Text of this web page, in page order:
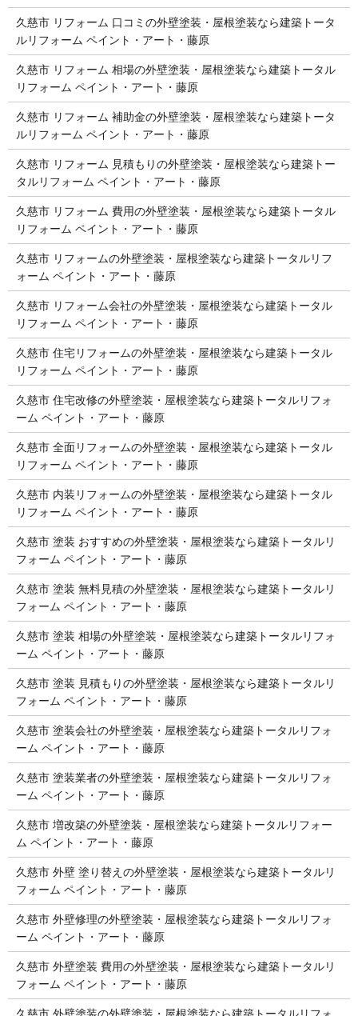
久慈市 リフォーム 口コミの外壁塗装・屋根塗装なら建築トータ
ルリフォーム ペイント・アート・藤原
久慈市 リフォーム 相場の外壁塗装・屋根塗装なら建築トータル
リフォーム ペイント・アート・藤原
久慈市 リフォーム 補助金の外壁塗装・屋根塗装なら建築トータ
ルリフォーム ペイント・アート・藤原
久慈市 リフォーム 見積もりの外壁塗装・屋根塗装なら建築トー
タルリフォーム ペイント・アート・藤原
久慈市 リフォーム 費用の外壁塗装・屋根塗装なら建築トータル
リフォーム ペイント・アート・藤原
久慈市 リフォームの外壁塗装・屋根塗装なら建築トータルリフ
ォーム ペイント・アート・藤原
久慈市 リフォーム会社の外壁塗装・屋根塗装なら建築トータル
リフォーム ペイント・アート・藤原
久慈市 住宅リフォームの外壁塗装・屋根塗装なら建築トータル
リフォーム ペイント・アート・藤原
久慈市 住宅改修の外壁塗装・屋根塗装なら建築トータルリフォ
ーム ペイント・アート・藤原
久慈市 全面リフォームの外壁塗装・屋根塗装なら建築トータル
リフォーム ペイント・アート・藤原
久慈市 内装リフォームの外壁塗装・屋根塗装なら建築トータル
リフォーム ペイント・アート・藤原
久慈市 塗装 おすすめの外壁塗装・屋根塗装なら建築トータルリ
フォーム ペイント・アート・藤原
久慈市 塗装 無料見積の外壁塗装・屋根塗装なら建築トータルリ
フォーム ペイント・アート・藤原
久慈市 塗装 相場の外壁塗装・屋根塗装なら建築トータルリフォ
ーム ペイント・アート・藤原
久慈市 塗装 見積もりの外壁塗装・屋根塗装なら建築トータルリ
フォーム ペイント・アート・藤原
久慈市 塗装会社の外壁塗装・屋根塗装なら建築トータルリフォ
ーム ペイント・アート・藤原
久慈市 塗装業者の外壁塗装・屋根塗装なら建築トータルリフォ
ーム ペイント・アート・藤原
久慈市 増改築の外壁塗装・屋根塗装なら建築トータルリフォー
ム ペイント・アート・藤原
久慈市 外壁 塗り替えの外壁塗装・屋根塗装なら建築トータルリ
フォーム ペイント・アート・藤原
久慈市 外壁修理の外壁塗装・屋根塗装なら建築トータルリフォ
ーム ペイント・アート・藤原
久慈市 外壁塗装 費用の外壁塗装・屋根塗装なら建築トータルリ
フォーム ペイント・アート・藤原
久慈市 外壁塗装の外壁塗装・屋根塗装なら建築トータルリフォ